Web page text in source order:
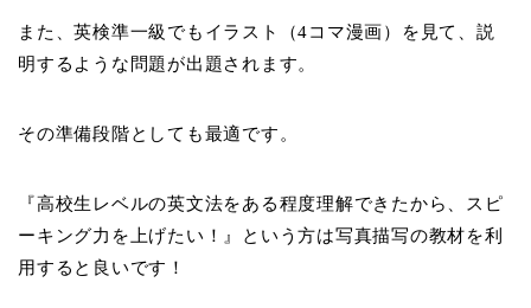
また、英検準一級でもイラスト（4コマ漫画）を見て、説
明するような問題が出題されます。
その準備段階としても最適です。
『高校生レベルの英文法をある程度理解できたから、スピ
ーキング力を上げたい！』という方は写真描写の教材を利
用すると良いです！